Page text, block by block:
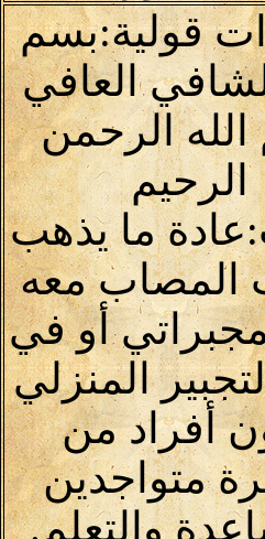
قولية:بسم
العافي
الرحمن
الرحيم
ما يذهب
المصاب معه
أو في
المنزلي
أفراد من
متواجدين
والتعلم.